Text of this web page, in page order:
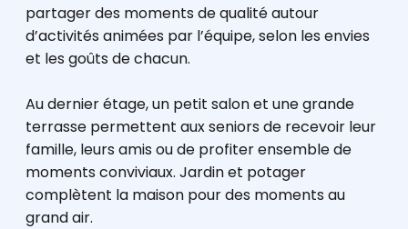
partager des moments de qualité autour
d’activités animées par l’équipe, selon les envies
et les goûts de chacun.
Au dernier étage, un petit salon et une grande
terrasse permettent aux seniors de recevoir leur
famille, leurs amis ou de profiter ensemble de
moments conviviaux. Jardin et potager
complètent la maison pour des moments au
grand air.